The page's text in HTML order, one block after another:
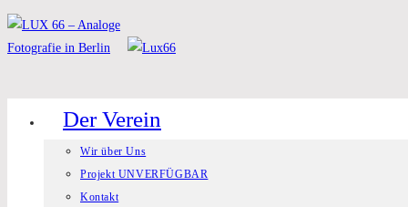
Zum
Inhalt
Der Verein
Wir über Uns
Projekt UNVERFÜGBAR
Kontakt